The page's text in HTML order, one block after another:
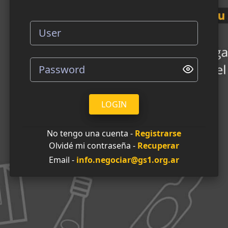
LOGIN
No tengo una cuenta - Registrarse
Olvidé mi contraseña - Recuperar
Email - info.negociar@gs1.org.ar